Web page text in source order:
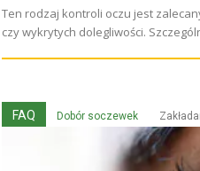
Ten rodzaj kontroli oczu jest
czy wykrytych dolegliwości.
FAQ Dobór soczewek